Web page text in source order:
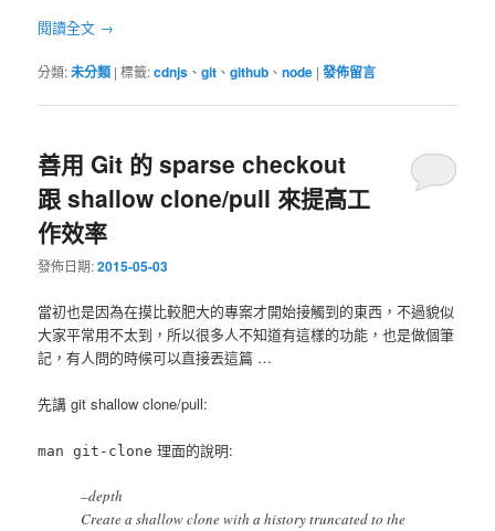
閱讀全文 →
分類:未分類 |標籤:cdnjs 、git 、github 、node |發佈留言
善用 Git 的 sparse checkout
跟 shallow clone/pull 來提高工
作效率
發佈日期:2015-05-03
當初也是因為在摸比較肥大的專案才開始接觸到的東西，不過貌似
大家平常用不太到，所以很多人不知道有這樣的功能，也是做個筆
記，有人問的時候可以直接丟這篇 …
先講 git shallow clone/pull:
man git-clone 理面的說明:
–depth
Create a shallow clone with a history truncated to the